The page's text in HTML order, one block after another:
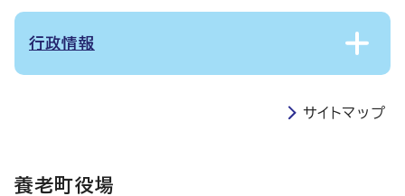
行政情報
サイトマップ
養老町役場